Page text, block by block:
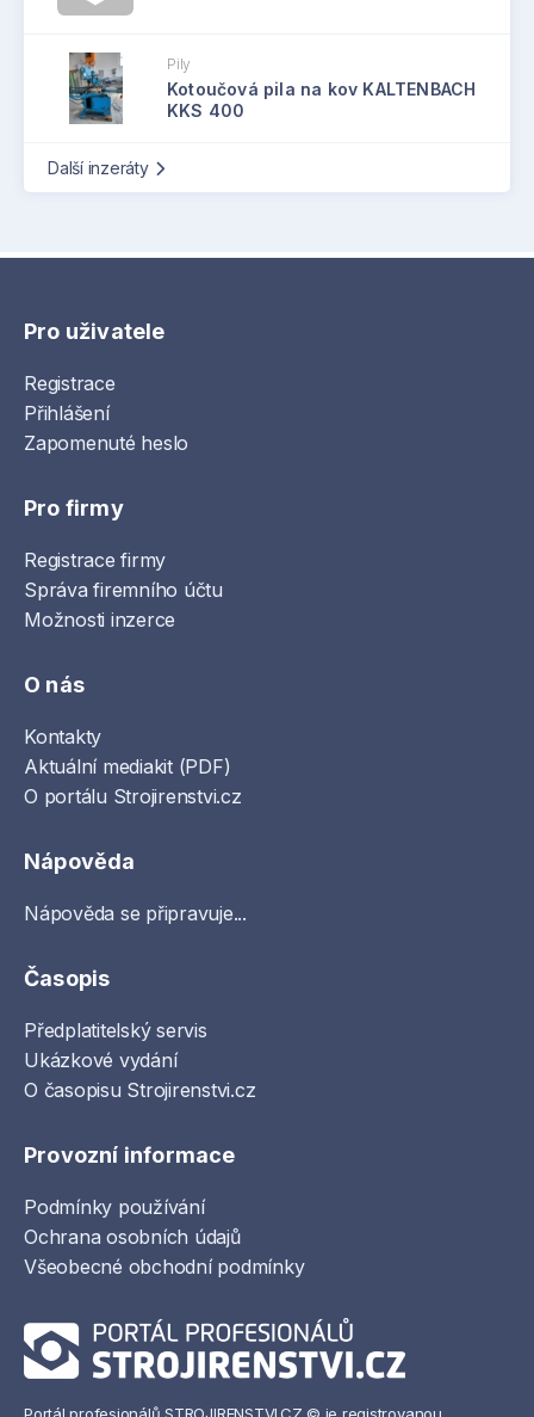
Pily
Kotoučová pila na kov KALTENBACH
KKS 400
Další inzeráty
Pro uživatele
Registrace
Přihlášení
Zapomenuté heslo
Pro firmy
Registrace firmy
Správa firemního účtu
Možnosti inzerce
O nás
Kontakty
Aktuální mediakit (PDF)
O portálu Strojirenstvi.cz
Nápověda
Nápověda se připravuje...
Časopis
Předplatitelský servis
Ukázkové vydání
O časopisu Strojirenstvi.cz
Provozní informace
Podmínky používání
Ochrana osobních údajů
Všeobecné obchodní podmínky
Portál profesionálů STROJIRENSTVI.CZ © je registrovanou